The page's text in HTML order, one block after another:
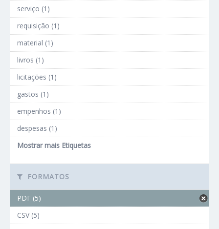
serviço (1)
requisição (1)
material (1)
livros (1)
licitações (1)
gastos (1)
empenhos (1)
despesas (1)
Mostrar mais Etiquetas
FORMATOS
PDF (5)
CSV (5)